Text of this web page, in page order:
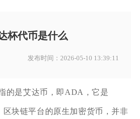
杯代币是什么
发布时间：2026-05-10 13:39:11
的是艾达币，即ADA，它是
区块链平台的原生加密货币，并非